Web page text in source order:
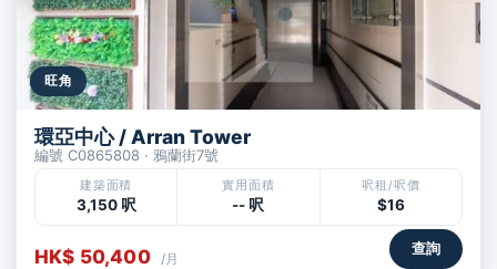
旺角
環亞中心 / Arran Tower
編號 C0865808 · 鴉蘭街7號
建築面積
3,150 呎
實用面積
-- 呎
呎租/呎價
$16
HK$ 50,400 /月
查詢